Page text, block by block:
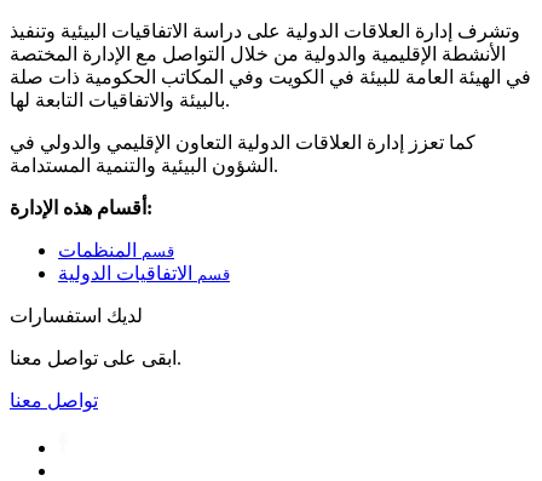
وتشرف إدارة العلاقات الدولية على دراسة الاتفاقيات البيئية وتنفيذ
الأنشطة الإقليمية والدولية من خلال التواصل مع الإدارة المختصة
في الهيئة العامة للبيئة في الكويت وفي المكاتب الحكومية ذات صلة
بالبيئة والاتفاقيات التابعة لها.
كما تعزز إدارة العلاقات الدولية التعاون الإقليمي والدولي في
الشؤون البيئية والتنمية المستدامة.
أقسام هذه الإدارة:
قسم المنظمات
قسم الاتفاقيات الدولية
لديك استفسارات
ابقى على تواصل معنا.
تواصل معنا